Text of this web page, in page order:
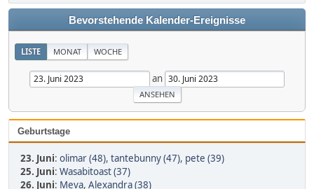
Bevorstehende Kalender-Ereignisse
LISTE MONAT WOCHE
an
Geburtstage
23. Juni: olimar (48), tantebunny (47), pete (39)
25. Juni: Wasabitoast (37)
26. Juni: Meva, Alexandra (38)